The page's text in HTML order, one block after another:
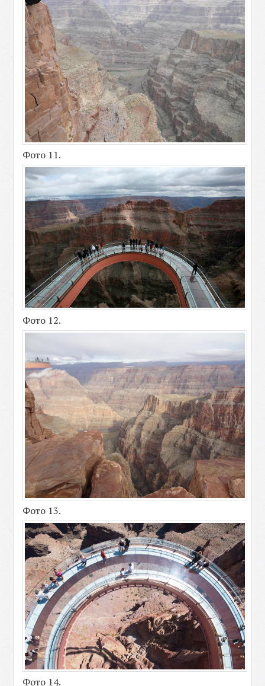
Фото 11.
Фото 12.
Фото 13.
Фото 14.